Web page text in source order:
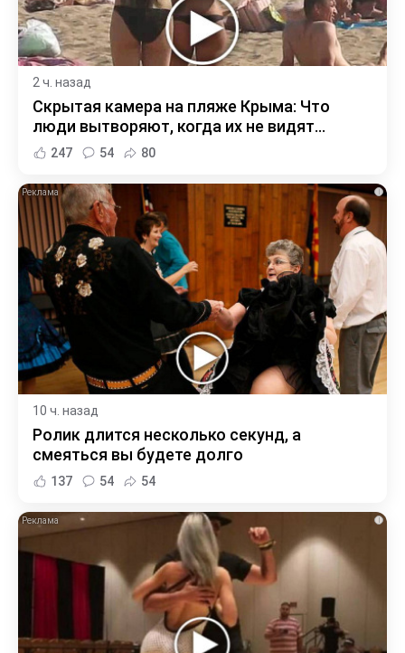
2 ч. назад
Скрытая камера на пляже Крыма: Что
люди вытворяют, когда их не видят...
247 54 80
i
10 ч. назад
Ролик длится несколько секунд, а
смеяться вы будете долго
137 54 54
i